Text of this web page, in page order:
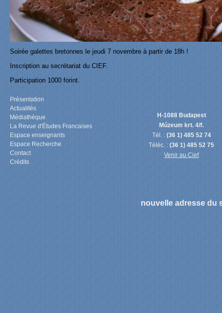
Soirée galettes bretonnes le jeudi 7 novembre à partir de 18h !
Inscription au secrétariat du CIEF.
Participation 1000 forint.
Présentation
Actualités
Médiathèque
La Revue d'Études Francaises
Espace enseignants
Espace Recherche
Contact
Crédits
H-1088 Budapest
Múzeum krt. 4/f.
Tél. : (36 1) 485 52 74
Téléc. :(36 1) 485 52 75
Venir au Cief
nouvelle adresse du